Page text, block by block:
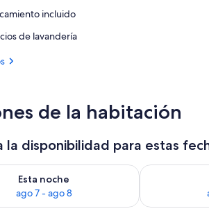
Vistas
incluido
de lavandería
de la habitación
la disponibilidad para estas
Esta noche
ago 7 - ago 8
disponibilidad para esta noche, ago 7 -
Consulta la